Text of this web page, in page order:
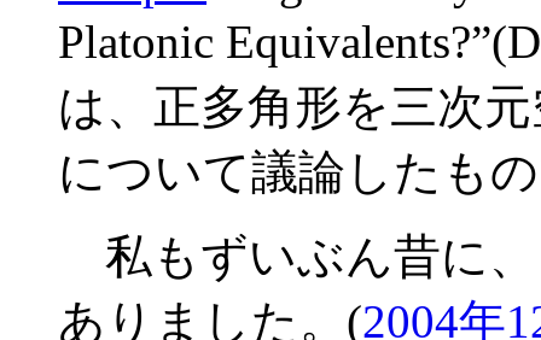
Platonic
は、正多角形を三次
について議論したも
私もずいぶん昔に
ありました。(2004年